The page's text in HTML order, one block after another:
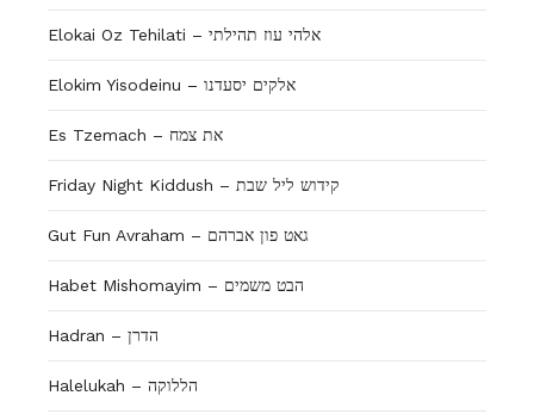
Elokai Oz Tehilati – אלהי עוז תהילתי
Elokim Yisodeinu – אלקים יסעדנו
Es Tzemach – את צמח
Friday Night Kiddush – קידוש ליל שבת
Gut Fun Avraham – גאט פון אברהם
Habet Mishomayim – הבט משמים
Hadran – הדרן
Halelukah – הללוקה